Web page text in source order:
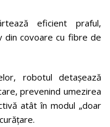
eficient praful,
din covoare cu fibre de
robotul detașează
prevenind umezirea
atât în modul „doar